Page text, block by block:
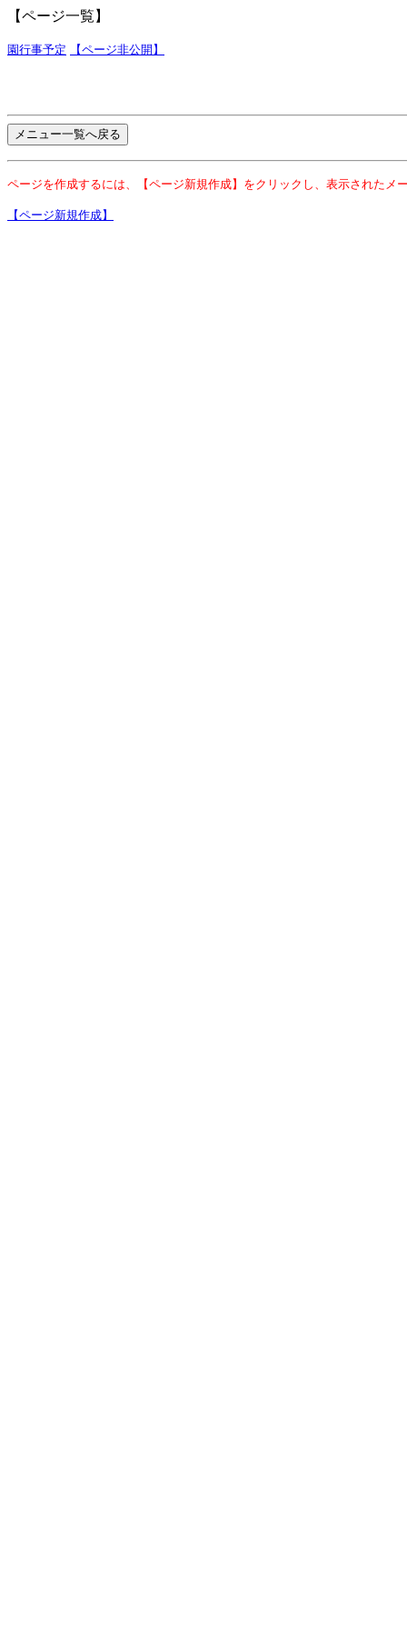
【ページ一覧】
園行事予定 【ページ非公開】
ページを作成するには、【ページ新規作成】をクリックし、表示されたメ
【ページ新規作成】